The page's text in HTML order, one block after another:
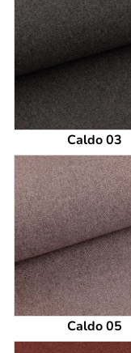
Caldo 03
Caldo 05